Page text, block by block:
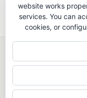
You must be
Mobile
website works
services. You can
cookies, or